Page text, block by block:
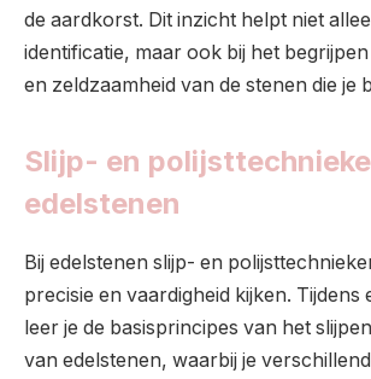
de aardkorst. Dit inzicht helpt niet
identificatie, maar ook bij het
en zeldzaamheid van de stenen die je
Slijp- en
edelstenen
Bij edelstenen slijp- en
precisie en vaardigheid kijken.
leer je de basisprincipes van het
van edelstenen, waarbij je